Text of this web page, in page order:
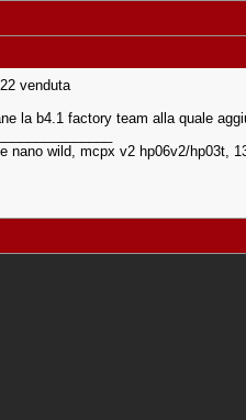
venduta
la b4.1 factory team alla quale
nano wild, mcpx v2 hp06v2/hp03t,